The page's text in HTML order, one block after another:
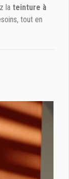
la teinture à
tout en